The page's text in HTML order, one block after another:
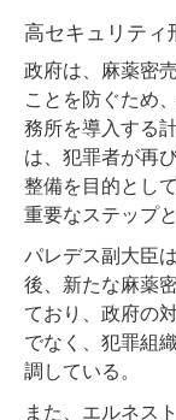
高セキュリティ
政府は、麻薬密
ことを防ぐため
務所を導入する
は、犯罪者が再
整備を目的とし
重要なステップと
パレデス副大臣
後、新たな麻薬
ており、政府の
でなく、犯罪組
調している。
また、エルネス